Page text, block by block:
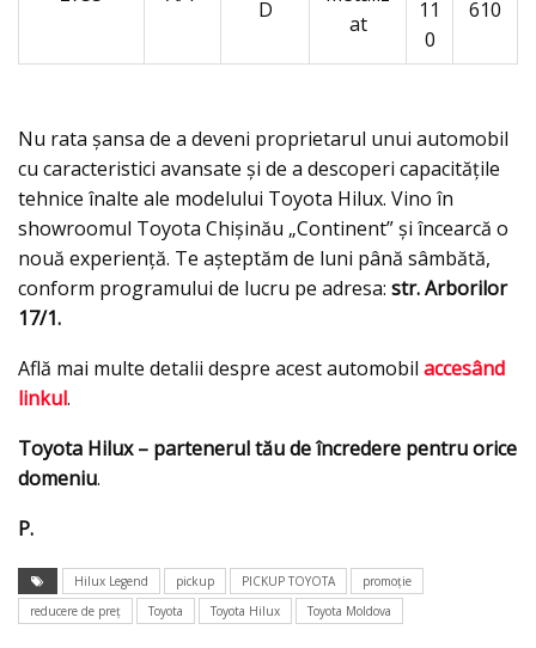
D
at
11
0
610
Nu rata șansa de a deveni proprietarul unui automobil
cu caracteristici avansate și de a descoperi capacitățile
tehnice înalte ale modelului Toyota Hilux. Vino în
showroomul Toyota Chișinău „Continent” și încearcă o
nouă experiență. Te așteptăm de luni până sâmbătă,
conform programului de lucru pe adresa: str. Arborilor
17/1.
Află mai multe detalii despre acest automobil accesând
linkul.
Toyota Hilux – partenerul tău de încredere pentru orice
domeniu.
P.
Hilux Legend pickup PICKUP TOYOTA
promoţie
reducere de preţ
Toyota Toyota Hilux Toyota Moldova